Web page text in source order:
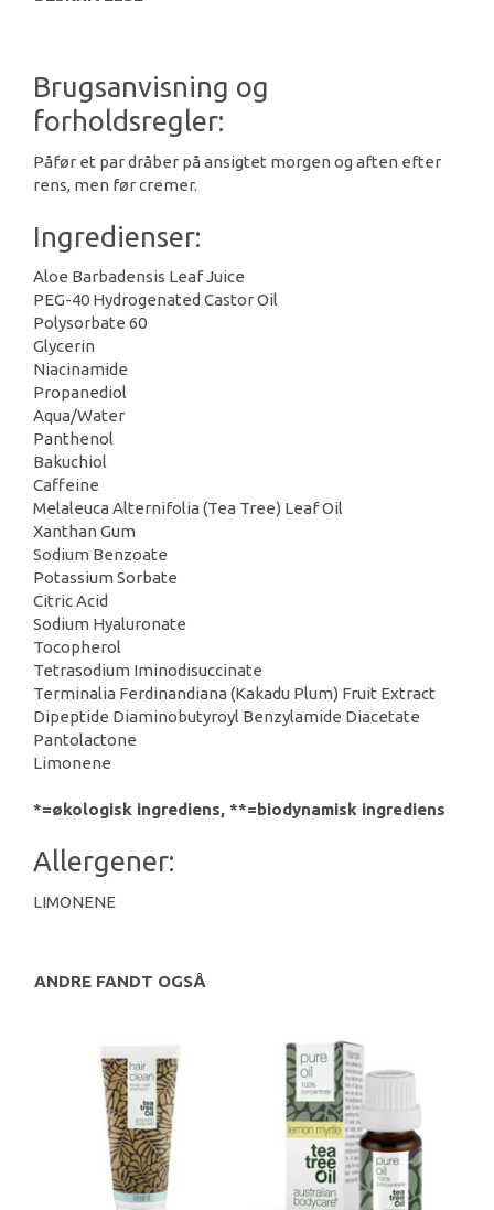
Brugsanvisning og
forholdsregler:
Påfør et par dråber på ansigtet morgen og aften efter
rens, men før cremer.
Ingredienser:
Aloe Barbadensis Leaf Juice
PEG-40 Hydrogenated Castor Oil
Polysorbate 60
Glycerin
Niacinamide
Propanediol
Aqua/Water
Panthenol
Bakuchiol
Caffeine
Melaleuca Alternifolia (Tea Tree) Leaf Oil
Xanthan Gum
Sodium Benzoate
Potassium Sorbate
Citric Acid
Sodium Hyaluronate
Tocopherol
Tetrasodium Iminodisuccinate
Terminalia Ferdinandiana (Kakadu Plum) Fruit Extract
Dipeptide Diaminobutyroyl Benzylamide Diacetate
Pantolactone
Limonene
*=økologisk ingrediens, **=biodynamisk ingrediens
Allergener:
LIMONENE
ANDRE FANDT OGSÅ